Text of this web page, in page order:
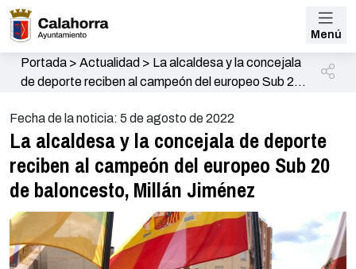
Menú
Portada> Actualidad > La alcaldesa y la concejala
de deporte reciben al campeón del europeo Sub 20
Fecha de la noticia: 5 de agosto de 2022
La alcaldesa y la concejala de deporte
reciben al campeón del europeo Sub 20
de baloncesto, Millán Jiménez